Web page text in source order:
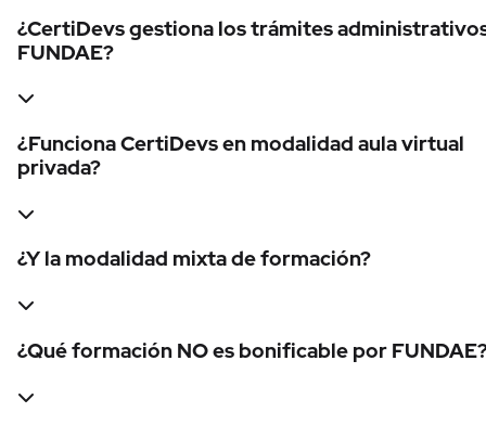
¿CertiDevs gestiona los trámites
FUNDAE?
¿Funciona CertiDevs en modalidad aula virtual
privada?
¿Y la modalidad mixta de formación?
¿Qué formación NO es bonificable por